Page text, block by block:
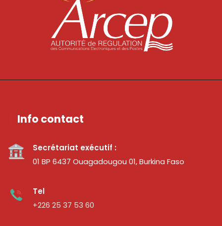
Info contact
Secrétariat exécutif :
01 BP 6437 Ouagadougou 01, Burkina Faso
Tel
+226 25 37 53 60